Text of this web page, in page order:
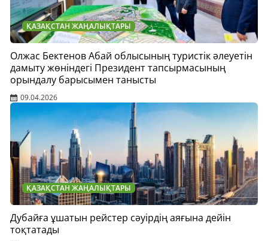
ҚАЗАҚСТАН ЖАҢАЛЫҚТАРЫ
Олжас Бектенов Абай облысының туристік әлеуетін
дамыту жөніндегі Президент тапсырмасының
орындалу барысымен танысты
09.04.2026
ҚАЗАҚСТАН ЖАҢАЛЫҚТАРЫ
Дубайға ұшатын рейстер сәуірдің аяғына дейін
тоқтатады